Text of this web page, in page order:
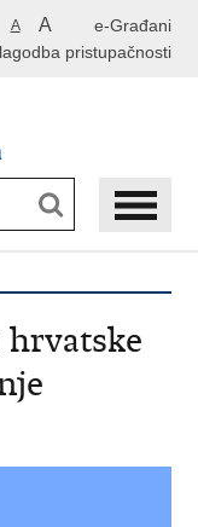
e-Građani
A A
pristupačnosti
hrvatske